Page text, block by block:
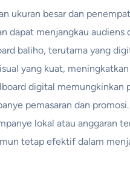
ukuran besar dan
dapat menjangkau audiens
baliho, terutama yang
yang kuat,
digital memungkinkan
pemasaran dan promosi.
lokal atau anggaran
tetap efektif dalam